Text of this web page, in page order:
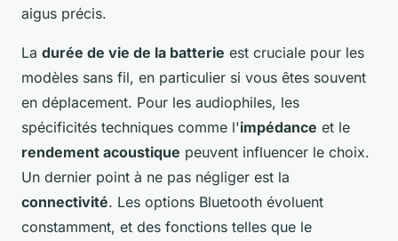
aigus précis.
La durée de vie de la batterie est cruciale pour les
modèles sans fil, en particulier si vous êtes souvent
en déplacement. Pour les audiophiles, les
spécificités techniques comme l'impédance et le
rendement acoustique peuvent influencer le choix.
Un dernier point à ne pas négliger est la
connectivité. Les options Bluetooth évoluent
constamment, et des fonctions telles que le